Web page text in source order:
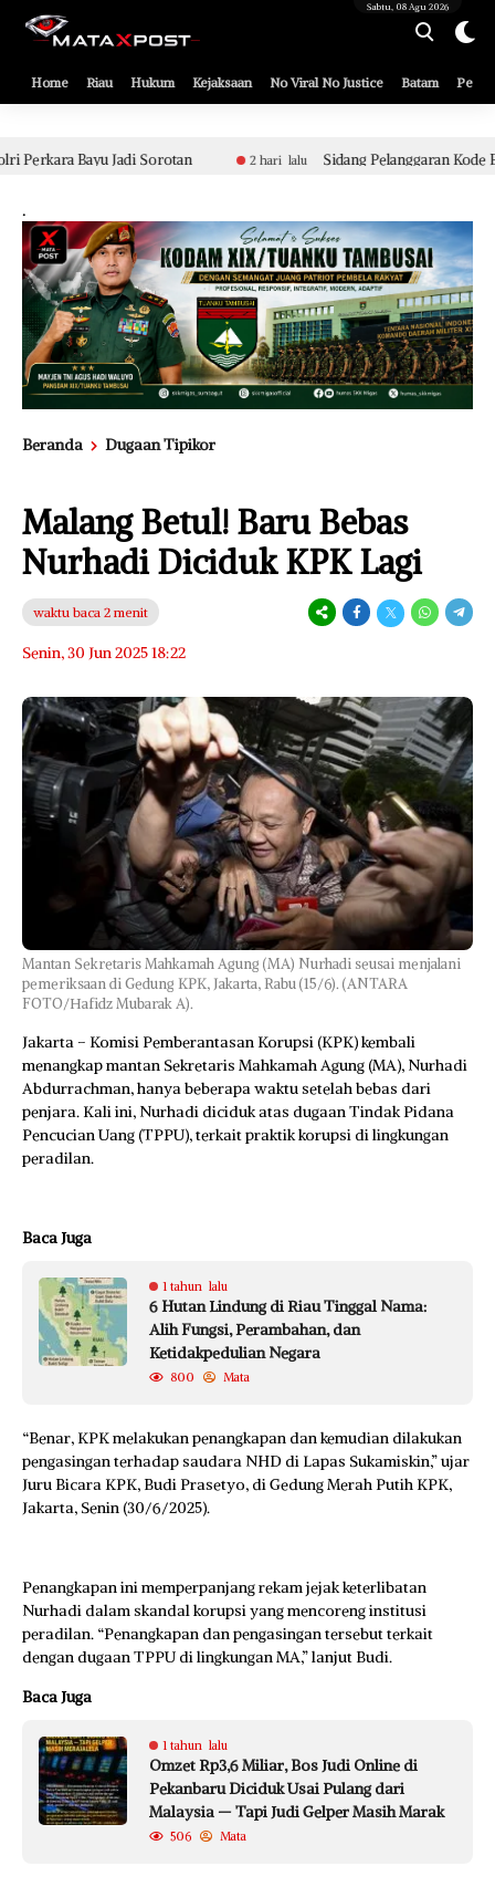
[gnpub_google_news_follow]
Home Riau Hukum Kejaksaan No Viral No Justice Batam
Sabtu, 08 Agu 2026
2 hari lalu Sidang Pelanggaran Kode Etik Berat Aparat Polsek
.
Beranda Dugaan Tipikor
Malang Betul! Baru Bebas
Nurhadi Diciduk KPK Lagi
waktu baca 2 menit
Senin, 30 Jun 2025 18:22
Mantan Sekretaris Mahkamah Agung (MA) Nurhadi seusai menjalani
pemeriksaan di Gedung KPK, Jakarta, Rabu (15/6). (ANTARA
FOTO/Hafidz Mubarak A).
Jakarta – Komisi Pemberantasan Korupsi (KPK) kembali
menangkap mantan Sekretaris Mahkamah Agung (MA), Nurhadi
Abdurrachman, hanya beberapa waktu setelah bebas dari
penjara. Kali ini, Nurhadi diciduk atas dugaan Tindak Pidana
Pencucian Uang (TPPU), terkait praktik korupsi di lingkungan
peradilan.
Baca Juga
1 tahun lalu
6 Hutan Lindung di Riau Tinggal Nama:
Alih Fungsi, Perambahan, dan
Ketidakpedulian Negara
800 Mata
“Benar, KPK melakukan penangkapan dan kemudian dilakukan
pengasingan terhadap saudara NHD di Lapas Sukamiskin,” ujar
Juru Bicara KPK, Budi Prasetyo, di Gedung Merah Putih KPK,
Jakarta, Senin (30/6/2025).
Penangkapan ini memperpanjang rekam jejak keterlibatan
Nurhadi dalam skandal korupsi yang mencoreng institusi
peradilan. “Penangkapan dan pengasingan tersebut terkait
dengan dugaan TPPU di lingkungan MA,” lanjut Budi.
Baca Juga
1 tahun lalu
Omzet Rp3,6 Miliar, Bos Judi Online di
Pekanbaru Diciduk Usai Pulang dari
Malaysia — Tapi Judi Gelper Masih Marak
506 Mata